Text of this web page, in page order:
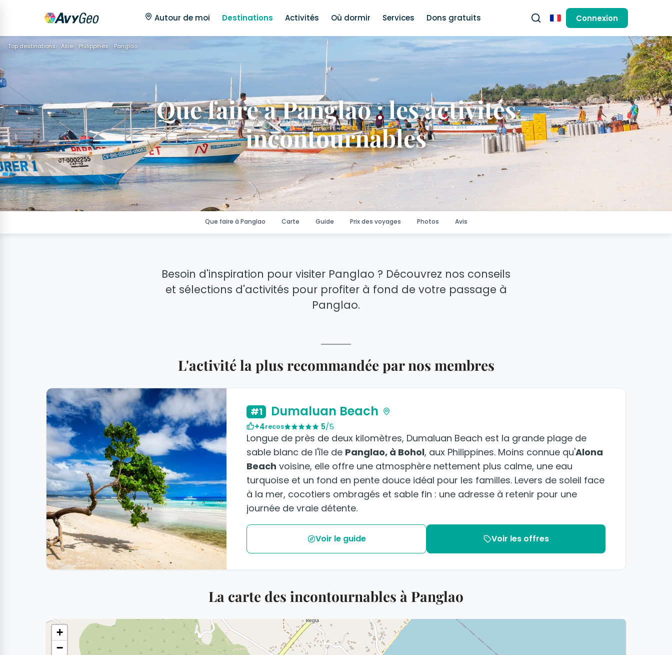
Autour de moi Destinations Activités Où dormir Services Dons gratuits FrançaisConnexion
Top destinations Asie Philippines Panglao
Que faire à Panglao : les activités
incontournables
Que faire à Panglao Carte Guide Prix des voyages Photos Avis
Besoin d'inspiration pour visiter Panglao ? Découvrez nos conseils
et sélections d'activités pour profiter à fond de votre passage à
Panglao.
L'activité la plus recommandée par nos membres
#1 Dumaluan Beach
+4recos 5/5
Longue de près de deux kilomètres, Dumaluan Beach est la grande plage de
sable blanc de l'île de Panglao, à Bohol, aux Philippines. Moins connue qu'Alona
Beach voisine, elle offre une atmosphère nettement plus calme, une eau
turquoise et un fond en pente douce idéal pour les familles. Levers de soleil face
à la mer, cocotiers ombragés et sable fin : une adresse à retenir pour une
journée de vraie détente.
Voir le guide Voir les offres
La carte des incontournables à Panglao
+
−